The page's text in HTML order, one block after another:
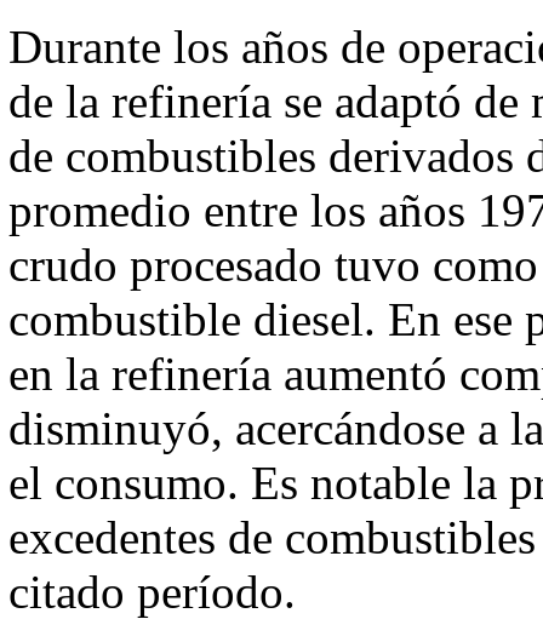
Durante los años de
de la refinería se adaptó de
de combustibles derivados
promedio entre los años
crudo procesado tuvo
combustible diesel. En ese
en la refinería aumentó
disminuyó, acercándose a
el consumo. Es notable la
excedentes de
citado período.